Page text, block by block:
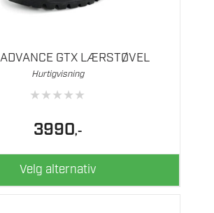
GTX LÆRSTØVEL
Hurtigvisning
★★★★★
3990,-
Velg alternativ